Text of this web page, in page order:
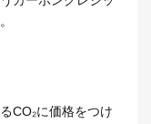
CO₂に価格をつけ